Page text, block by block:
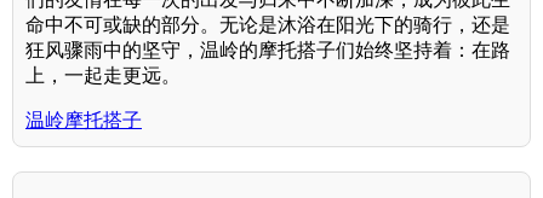
命中不可或缺的部分。无论是沐浴在阳光下的骑行，还是
狂风骤雨中的坚守，温岭的摩托搭子们始终坚持着：在路
上，一起走更远。
温岭摩托搭子